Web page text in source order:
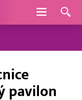
Navigace
pavilon